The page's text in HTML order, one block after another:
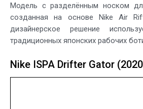
Модель с разделённым носком
созданная на основе Nike Air
дизайнерское решение
традиционных японских рабочих
Nike ISPA Drifter Gator